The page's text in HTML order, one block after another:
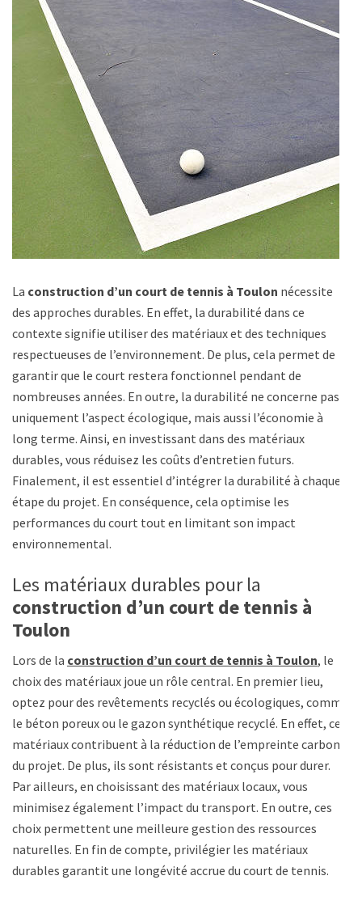
La construction d’un court de tennis à Toulon nécessite
des approches durables. En effet, la durabilité dans ce
contexte signifie utiliser des matériaux et des techniques
respectueuses de l’environnement. De plus, cela permet de
garantir que le court restera fonctionnel pendant de
nombreuses années. En outre, la durabilité ne concerne pas
uniquement l’aspect écologique, mais aussi l’économie à
long terme. Ainsi, en investissant dans des matériaux
durables, vous réduisez les coûts d’entretien futurs.
Finalement, il est essentiel d’intégrer la durabilité à chaque
étape du projet. En conséquence, cela optimise les
performances du court tout en limitant son impact
environnemental.
Les matériaux durables pour la
construction d’un court de tennis à
Toulon
Lors de la construction d’un court de tennis à Toulon, le
choix des matériaux joue un rôle central. En premier lieu,
optez pour des revêtements recyclés ou écologiques, comme
le béton poreux ou le gazon synthétique recyclé. En effet, ces
matériaux contribuent à la réduction de l’empreinte carbone
du projet. De plus, ils sont résistants et conçus pour durer.
Par ailleurs, en choisissant des matériaux locaux, vous
minimisez également l’impact du transport. En outre, ces
choix permettent une meilleure gestion des ressources
naturelles. En fin de compte, privilégier les matériaux
durables garantit une longévité accrue du court de tennis.